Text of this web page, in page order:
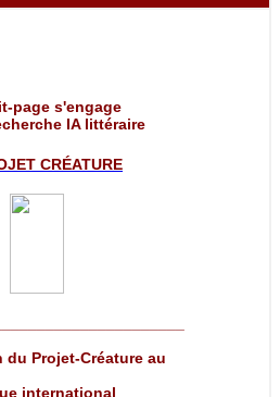
page s'engage
IA littéraire
CRÉATURE
du Projet-Créature au
international